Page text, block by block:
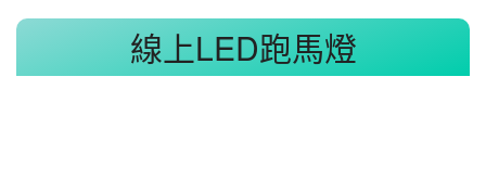
線上LED跑馬燈